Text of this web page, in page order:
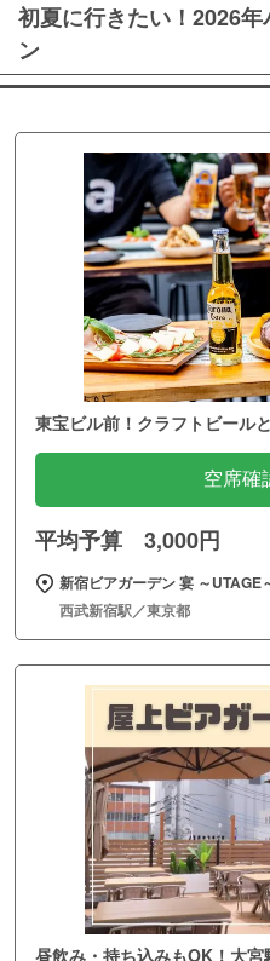
初夏に行きたい！2026
ン
東宝ビル前！クラフトビール
空席確
平均予算 3,000円
新宿ビアガーデン 宴 ～UTAGE
西武新宿駅／東京都
昼飲み・持ち込みもOK！大宮